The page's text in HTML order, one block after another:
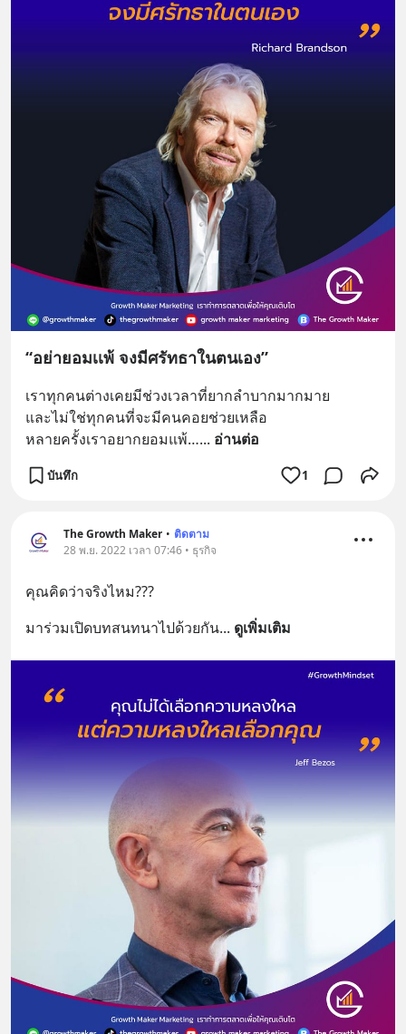
“อย่ายอมเเพ้ จงมีศรัทธาในตนเอง”
เราทุกคนต่างเคยมีช่วงเวลาที่ยากลำบากมากมาย
และไม่ใช่ทุกคนที่จะมีคนคอยช่วยเหลือ
หลายครั้งเราอยากยอมแพ้…... อ่านต่อ
บันทึก 1
The Growth Maker • ติดตาม
28 พ.ย. 2022 เวลา 07:46 • ธุรกิจ
คุณคิดว่าจริงไหม???
มาร่วมเปิดบทสนทนาไปด้วยกัน... ดูเพิ่มเติม